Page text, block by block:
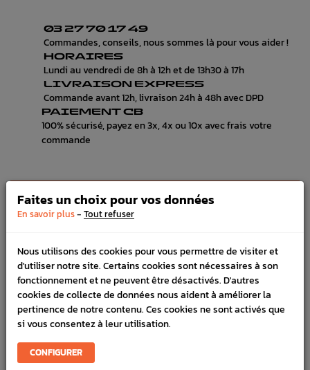
03 27 70 17 49
Commandes, conseils, nous sommes là pour vous aider !
HORAIRES
Lundi au vendredi de 8h à 12h et de 13h30 à 17h
LIVRAISON EXPRESS
Commande avant 12h, livraison 24h à 48h avec DPD
PAIEMENT CB
100% sécurisé, payez en 3x, 4x ou 10x avec frais votre
commande
DÉTAILS DU PRODUIT
LIVRAISON
VÉHICULES COMPATIBLE
Référence :3191
En stock : 1
FICHE TECHNIQUE
Carrosserie
Faites un choix pour vos données
En savoir plus- Tout refuser
Nous utilisons des cookies pour vous permettre de visiter et
d'utiliser notre site. Certains cookies sont nécessaires à son
fonctionnement et ne peuvent être désactivés. D'autres
cookies de collecte de données nous aident à améliorer la
pertinence de notre contenu. Ces cookies ne sont activés que
si vous consentez à leur utilisation.
CONFIGURER